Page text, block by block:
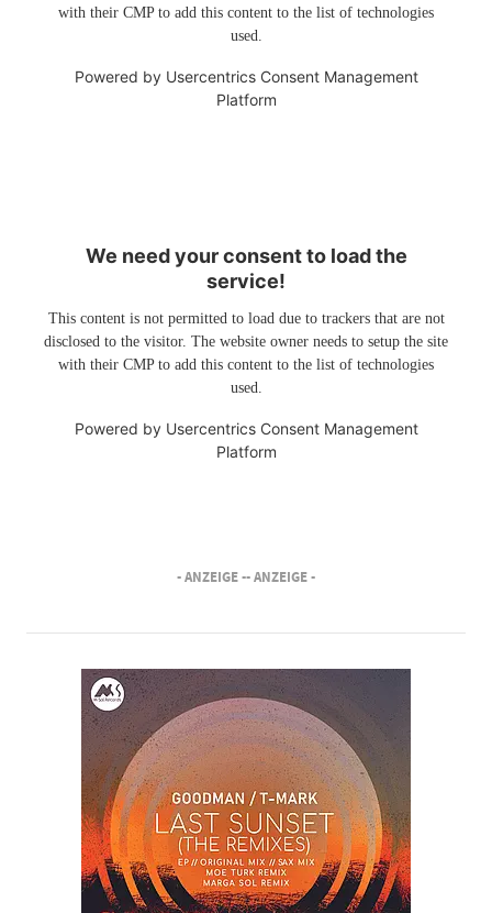
with their CMP to add this content to the list of technologies
used.
Powered by Usercentrics Consent Management
Platform
We need your consent to load the
service!
This content is not permitted to load due to trackers that are not
disclosed to the visitor. The website owner needs to setup the site
with their CMP to add this content to the list of technologies
used.
Powered by Usercentrics Consent Management
Platform
- ANZEIGE -- ANZEIGE -